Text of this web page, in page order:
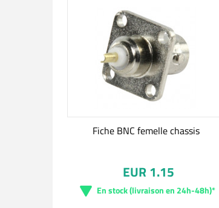
Fiche BNC femelle chassis
EUR 1.15
En stock (livraison en 24h-48h)*